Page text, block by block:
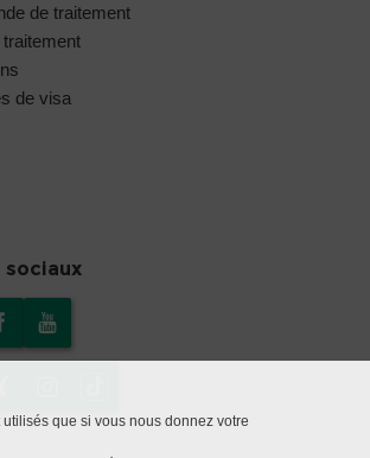
de traitement
de visa
sociaux
que si vous nous donnez votre